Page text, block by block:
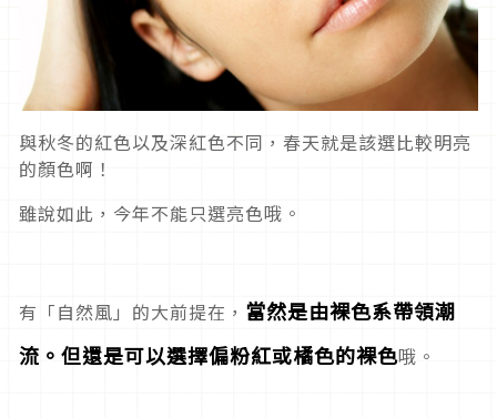
與秋冬的紅色以及深紅色不同，春天就是該選比較明亮
的顏色啊！
雖說如此，今年不能只選亮色哦。
有「自然風」的大前提在， 當然是由裸色系帶領潮
流。但還是可以選擇偏粉紅或橘色的裸色哦。